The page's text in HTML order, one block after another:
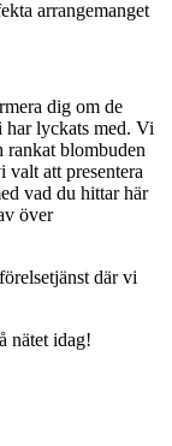
arrangemanget
dig om de
lyckats med. Vi
rankat blombuden
att presentera
över
där vi
nätet idag!